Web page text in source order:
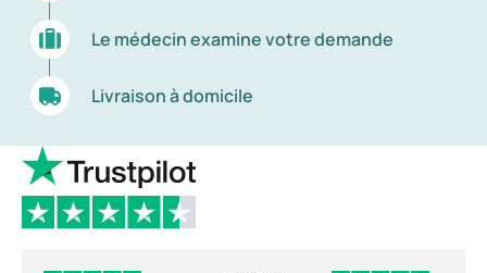
Le médecin examine votre demande
Livraison à domicile